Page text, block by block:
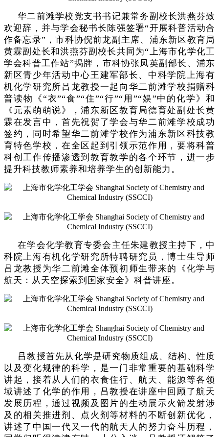
华二前滩学校党支书书记兼常务副校长洪燕芬致
欢迎辞，并与学会秘书长陈强签署“开展科普活动合
作备忘录”，市科协倪前龙副主席、浦东新区教育局
黄霖副处长和洪燕芬副校长共同为“上海市化学化工
学会科普工作站”揭牌，市科协张凤英副部长、浦东
新区青少年活动中心王建军部长、中科学院上海有
机化学研究所吕龙教授一起向华二前滩学校捐赠科
普读物《“衣”“食”“住”“行”“用”“娱”中的化学》和
《元素萌萌说》，浦东新区教育局德育处副处长黄
霖在发言中，首先祝贺了学会与华二前滩学校成功
签约，同时希望华二前滩学校作为浦东新区科技教
育特色学校，在全区起到引领示范作用，要将科普
科创工作传播渗透到教育教学的各个环节，进一步
提升科技教师素养和培养学生的创新能力。
在学会化学教育专委会主任朱建教授主持下，中
科院上海有机化学研究所特聘研究员，博士生导师
吕龙教授为华二前滩全体预初师生带来的《化学与
航天：从天空探索到国家安全》科普讲座。
吕教授首先从化学是研究物质组成、结构、性质
以及变化规律的科学，是一门非常重要的基础科学
讲起，接着从人们的衣食住行、航天、能源等各领
域讲述了化学的作用，吕教授在讲座中回顾了航天
发展历程，通过视频及图片的生动展示火箭发射涉
及的相关推进剂、点火剂等材料的不断创新优化，
讲述了中国一代又一代的航天人的努力奋斗历程，